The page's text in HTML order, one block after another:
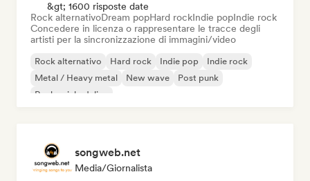
&gt; 1600 risposte date
Rock alternativoDream popHard rockIndie popIndie rock
Concedere in licenza o rappresentare le tracce degli
artisti per la sincronizzazione di immagini/video
Rock alternativo Hard rock Indie pop
Indie rock
Metal / Heavy metal
New wave
Post punk
Rock psichedelico
songweb.net
Media/Giornalista